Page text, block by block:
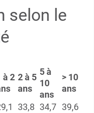
selon le
à 2 2 à 5
ans
5 à
10
ans
> 10
ans
33,8 34,7 39,6